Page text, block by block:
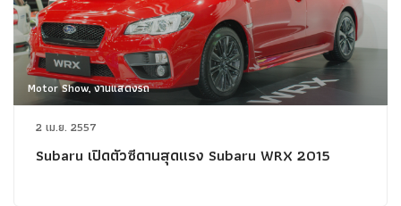
Motor Show, งานแสดงรถ
2 เม.ย. 2557
Subaru เปิดตัวซีดานสุดแรง Subaru WRX 2015